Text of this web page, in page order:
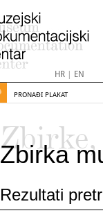
HR| EN
PRONAĐI PLAKAT
Zbirke,
Zbirka
Rezultati